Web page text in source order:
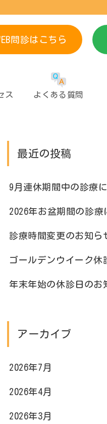
問診はこちら
ス よくある質問
最近の投稿
9月連休期間中の診療
2026年お盆期間の診療
診療時間変更のお知ら
ゴールデンウイーク休
年末年始の休診日のお
アーカイブ
2026年7月
2026年4月
2026年3月